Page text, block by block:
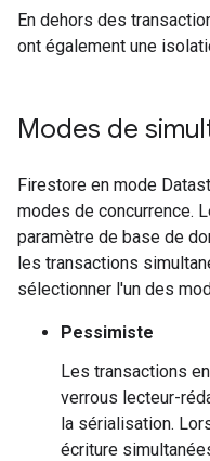
En dehors des
ont également une
Modes de
Firestore en mode
modes de concurrence.
paramètre de base de
les transactions
sélectionner l'un des
Pessimiste
Les transactions
verrous lecteur-
la sérialisation.
écriture